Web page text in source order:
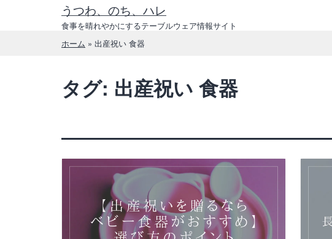
うつわ、のち、ハレ
食事を晴れやかにするテーブルウェア情報サイト
ホーム » 出産祝い 食器
タグ: 出産祝い 食器